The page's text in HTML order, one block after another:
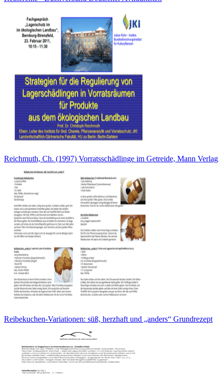
Reichmuth, Ch. (1997) Vorratsschädlinge im Getreide, Mann Verlag
Reibekuchen-Variationen: süß, herzhaft und „anders“ Grundrezept